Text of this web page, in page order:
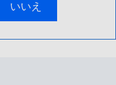
いいえ